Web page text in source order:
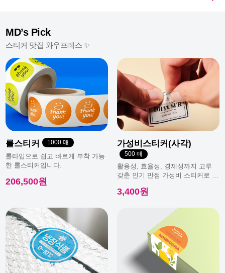
엑스트라 매쉬멜로우 350g 주문 정상화 안내
미니배너 임시 생산 중단 안내
여름휴가 안내
광복절 휴무안내
MD’s Pick
스티커 맛집 와우프레스 ✨
롤스티커 1000 매
롤타입으로 쉽고 빠르게 부착 가능
한 롤스티커입니다.
206,500원
가성비스티커(사각)
500 매
활용성, 효율성, 경제성까지 고루
갖춘 인기 만점 가성비 스티커로 일
3,400원